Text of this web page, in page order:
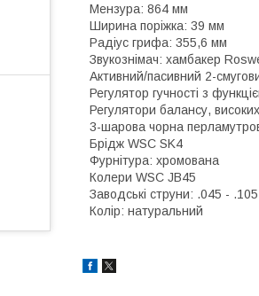
Мензура: 864 мм
Ширина поріжка: 39 мм
Радіус грифа: 355,6 мм
Звукознімач: хамбакер
Активний/пасивний 2-
Регулятор гучності з
Регулятори балансу,
3-шарова чорна
Брідж WSC SK4
Фурнітура: хромована
Колери WSC JB45
Заводські струни: .045 - .105
Колір: натуральний